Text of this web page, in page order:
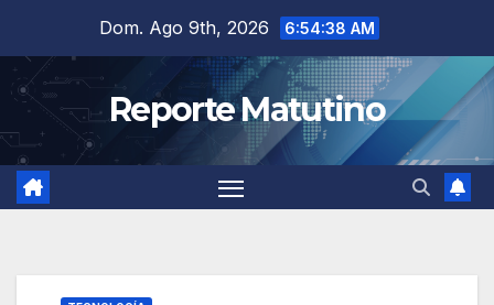
contenido
Dom. Ago 9th, 2026 6:54:39 AM
Reporte Matutino